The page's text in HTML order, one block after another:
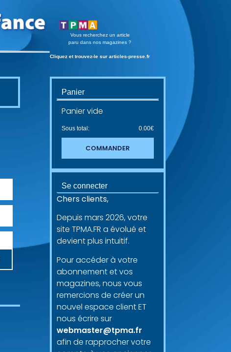
Vous recherchez un article
paru dans nos magazines ?
Cliquez et trouvez-le sur articles-presse.fr
Panier
Panier vide
Sous total: 0.00€
COMMANDER
Se connecter
Chers clients,
Depuis mars 2026, votre
site TPMA.FR a évolué et
devient plus intuitif.
Pour accéder à votre
abonnement et vos
magazines, nous vous
remercions de créer un
nouvel espace client ET
nous écrire sur
webmaster@tpma.fr
afin de rapprocher votre